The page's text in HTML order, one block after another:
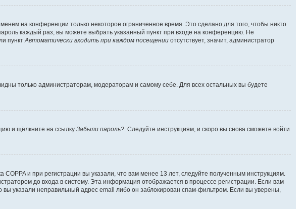
на конференции только некоторое ограниченное время. Это сделано для того, чтобы никто
каждый раз, вы можете выбрать указанный пункт при входе на конференцию. Не
пунктАвтоматически входить при каждом посещении отсутствует, значит, администратор
только администраторам, модераторам и самому себе. Для всех остальных вы будете
и щёлкните на ссылку Забыли пароль?. Следуйте инструкциям, и скоро вы снова сможете войти
и при регистрации вы указали, что вам менее 13 лет, следуйте полученным инструкциям.
до входа в систему. Эта информация отображается в процессе регистрации. Если вам
указали неправильный адрес email либо он заблокирован спам-фильтром. Если вы уверены,